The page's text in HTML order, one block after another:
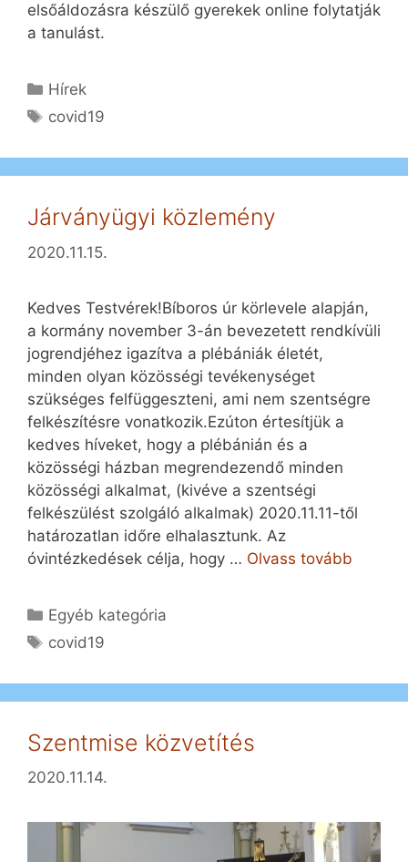
elsőáldozásra készülő gyerekek online folytatják
a tanulást.
Kategória
Hírek
Címkék
covid19
Járványügyi közlemény
2020.11.15.
Kedves Testvérek!Bíboros úr körlevele alapján,
a kormány november 3-án bevezetett rendkívüli
jogrendjéhez igazítva a plébániák életét,
minden olyan közösségi tevékenységet
szükséges felfüggeszteni, ami nem szentségre
felkészítésre vonatkozik.Ezúton értesítjük a
kedves híveket, hogy a plébánián és a
közösségi házban megrendezendő minden
közösségi alkalmat, (kivéve a szentségi
felkészülést szolgáló alkalmak) 2020.11.11-től
határozatlan időre elhalasztunk. Az
óvintézkedések célja, hogy … Olvass tovább
Kategória
Egyéb kategória
Címkék
covid19
Szentmise közvetítés
2020.11.14.